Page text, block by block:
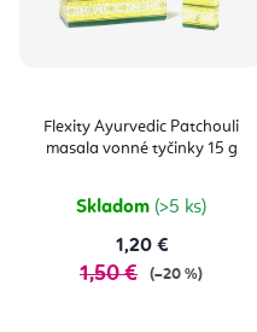
Flexity Ayurvedic Patchouli
masala vonné tyčinky 15 g
Skladom (>5 ks)
1,20 €
1,50 € (–20 %)